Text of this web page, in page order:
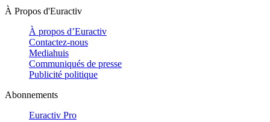
À Propos d'Euractiv
À propos d’Euractiv
Contactez-nous
Mediahuis
Communiqués de presse
Publicité politique
Abonnements
Euractiv Pro